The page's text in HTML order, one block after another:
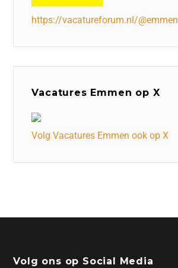
https://vacatureforum.nl/@emmen
Vacatures Emmen op X
Volg Vacatures Emmen ook op X
Volg ons op Social Media